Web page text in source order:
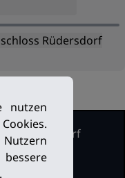
Rüdersdorf
Stahnsdorf
nutzen
Nutzern